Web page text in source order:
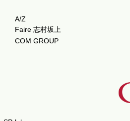
A/Z
Faire 志村坂上
COM GROUP